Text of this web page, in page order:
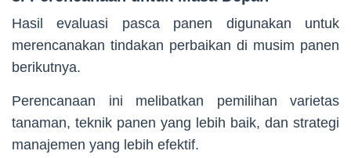
Hasil evaluasi pasca panen digunakan untuk
merencanakan tindakan perbaikan di musim panen
berikutnya.
Perencanaan ini melibatkan pemilihan varietas
tanaman, teknik panen yang lebih baik, dan strategi
manajemen yang lebih efektif.